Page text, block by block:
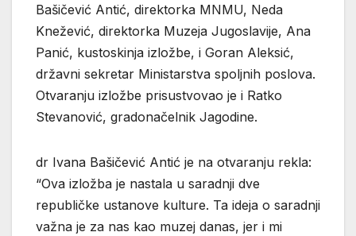
Bašičević Antić, direktorka MNMU, Neda
Knežević, direktorka Muzeja Jugoslavije, Ana
Panić, kustoskinja izložbe, i Goran Aleksić,
državni sekretar Ministarstva spoljnih poslova.
Otvaranju izložbe prisustvovao je i Ratko
Stevanović, gradonačelnik Jagodine.
dr Ivana Bašičević Antić je na otvaranju rekla:
“Ova izložba je nastala u saradnji dve
republičke ustanove kulture. Ta ideja o saradnji
važna je za nas kao muzej danas, jer i mi